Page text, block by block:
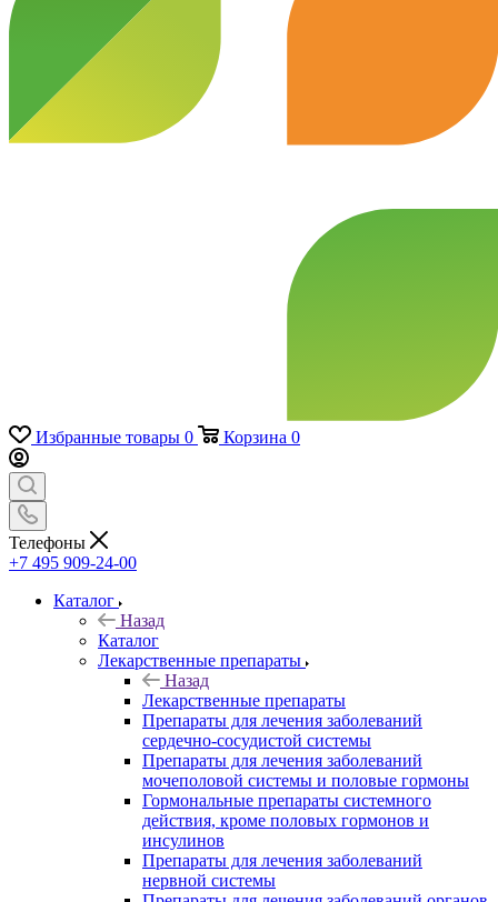
Избранные товары 0 Корзина 0
Телефоны
+7 495 909-24-00
Каталог
Назад
Каталог
Лекарственные препараты
Назад
Лекарственные препараты
Препараты для лечения заболеваний
сердечно-сосудистой системы
Препараты для лечения заболеваний
мочеполовой системы и половые гормоны
Гормональные препараты системного
действия, кроме половых гормонов и
инсулинов
Препараты для лечения заболеваний
нервной системы